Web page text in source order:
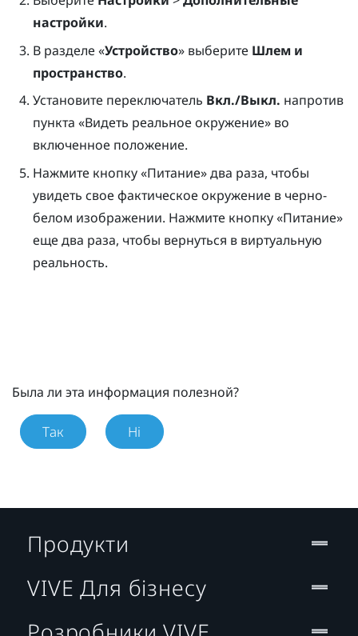
настройки.
В разделе «Устройство» выберите Шлем и
пространство.
Установите переключатель Вкл./Выкл. напротив
пункта «Видеть реальное окружение» во
включенное положение.
Нажмите кнопку «Питание» два раза, чтобы
увидеть свое фактическое окружение в черно-
белом изображении. Нажмите кнопку «Питание»
еще два раза, чтобы вернуться в виртуальную
реальность.
Была ли эта информация полезной?
Так Ні
Продукти
VIVE Для бізнесу